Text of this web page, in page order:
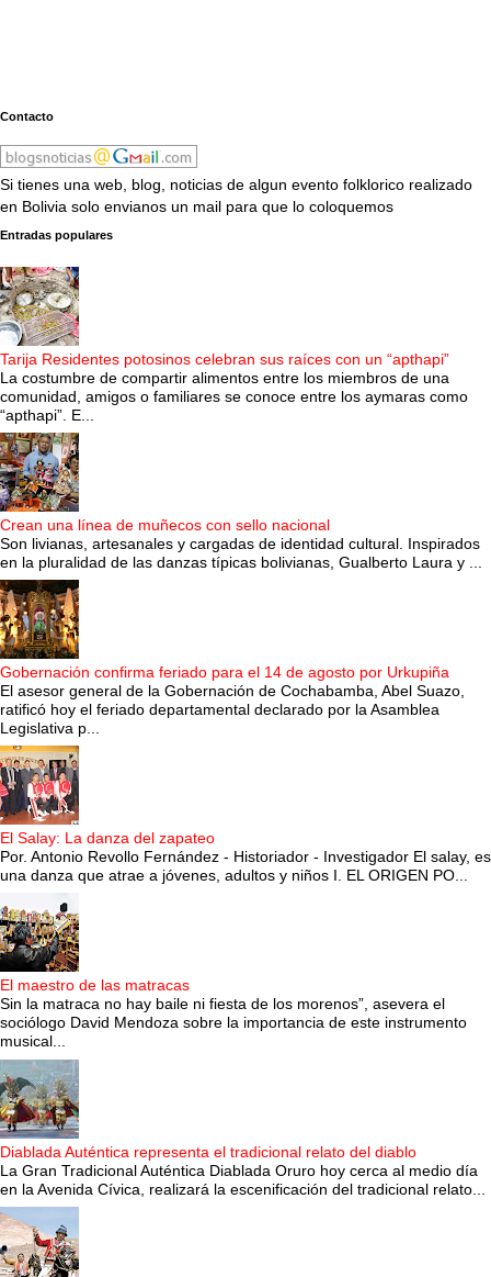
Contacto
Si tienes una web, blog, noticias de algun evento folklorico realizado
en Bolivia solo envianos un mail para que lo coloquemos
Entradas populares
Tarija Residentes potosinos celebran sus raíces con un “apthapi”
La costumbre de compartir alimentos entre los miembros de una
comunidad, amigos o familiares se conoce entre los aymaras como
“apthapi”. E...
Crean una línea de muñecos con sello nacional
Son livianas, artesanales y cargadas de identidad cultural. Inspirados
en la pluralidad de las danzas típicas bolivianas, Gualberto Laura y ...
Gobernación confirma feriado para el 14 de agosto por Urkupiña
El asesor general de la Gobernación de Cochabamba, Abel Suazo,
ratificó hoy el feriado departamental declarado por la Asamblea
Legislativa p...
El Salay: La danza del zapateo
Por. Antonio Revollo Fernández - Historiador - Investigador El salay, es
una danza que atrae a jóvenes, adultos y niños I. EL ORIGEN PO...
El maestro de las matracas
Sin la matraca no hay baile ni fiesta de los morenos”, asevera el
sociólogo David Mendoza sobre la importancia de este instrumento
musical...
Diablada Auténtica representa el tradicional relato del diablo
La Gran Tradicional Auténtica Diablada Oruro hoy cerca al medio día
en la Avenida Cívica, realizará la escenificación del tradicional relato...